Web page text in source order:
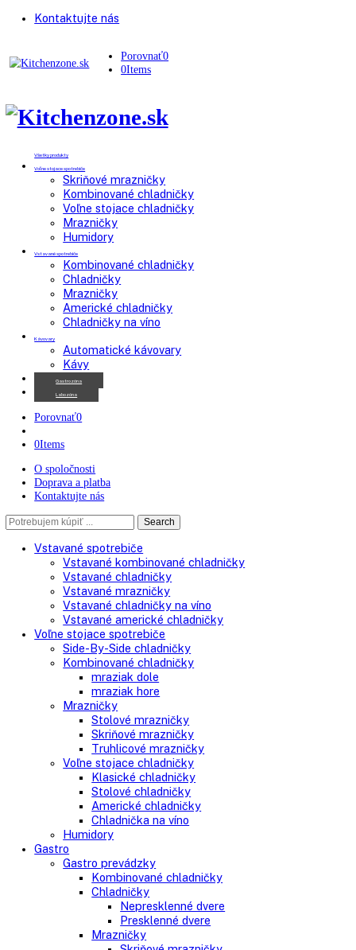
Kontaktujte nás
Porovnať
0Items
Všetky produkty
Voľne stojace spotrebiče
Skriňové mrazničky
Kombinované chladničky
Voľne stojace chladničky
Mrazničky
Humidory
Vstavané spotrebiče
Kombinované chladničky
Chladničky
Mrazničky
Americké chladničky
Chladničky na víno
Automatické kávovary
Kávy
Gastrozóna
Porovnať 0
0Items
O spoločnosti
Kontaktujte nás
Search
Vstavané spotrebiče
Vstavané kombinované chladničky
Vstavané chladničky
Vstavané mrazničky
Vstavané chladničky na víno
Vstavané americké chladničky
Voľne stojace spotrebiče
Side-By-Side chladničky
Kombinované chladničky
mraziak dole
mraziak hore
Mrazničky
Stolové mrazničky
Skriňové mrazničky
Truhlicové mrazničky
Klasické chladničky
Stolové chladničky
Americké chladničky
Chladnička na víno
Humidory